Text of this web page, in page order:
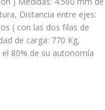
Distancia entre ejes:
( con las dos filas de
de carga: 770 Kg,
80% de su autonomía